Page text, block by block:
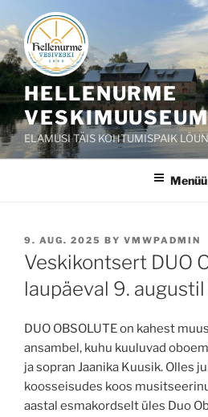
sisu
juurde
HELLENURME
ELAMUSI TÄIS KOHTUMISPAIK
Menüü
POSTED
ON
9. AUG. 2025 BY VMWPADMIN
Veskikontsert DUO
laupäeval 9.
DUO OBSOLUTE on kahest
ansambel, kuhu kuuluvad
ja sopran Jaanika Kuusik. Olles
koosseisudes koos
aastal esmakordselt üles Duo